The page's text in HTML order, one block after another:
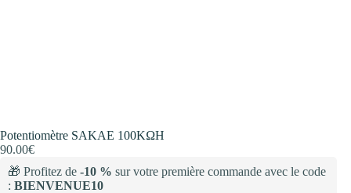
Potentiomètre SAKAE 100KΩH
90.00€
🎁 Profitez de -10 % sur votre première commande avec le code
: BIENVENUE10